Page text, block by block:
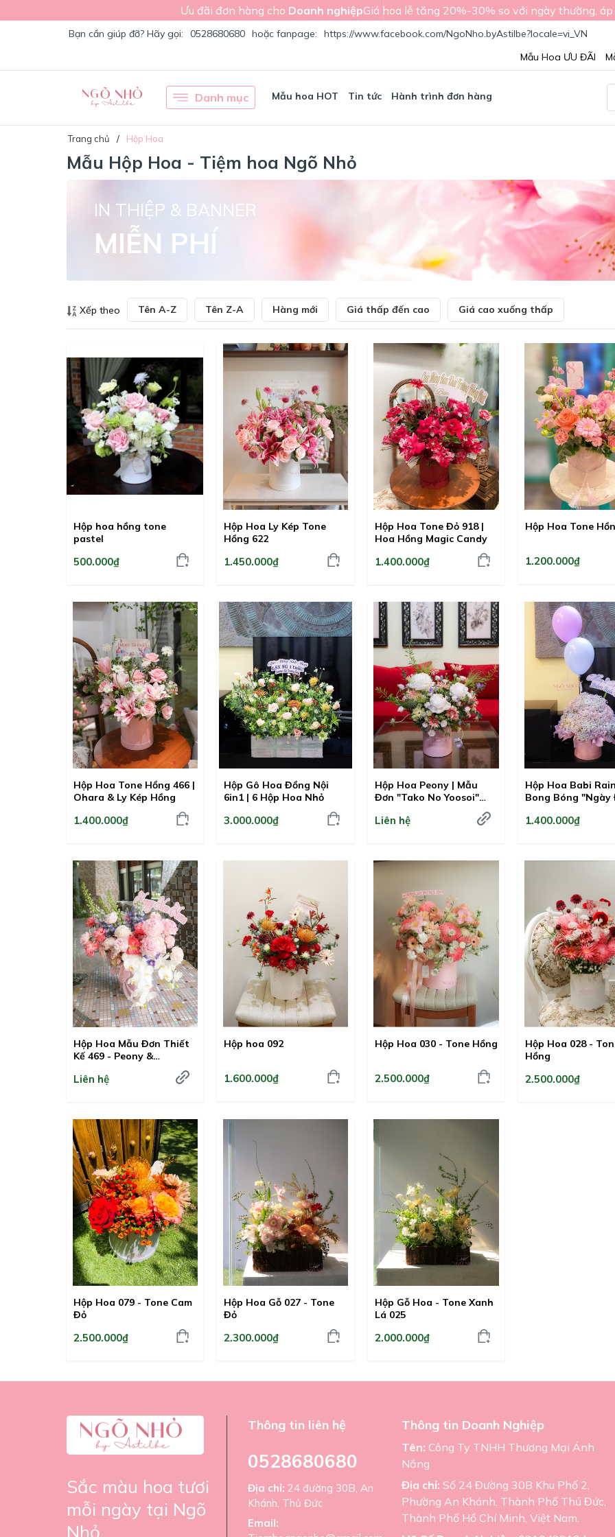
Ưu đãi đơn hàng cho Doanh nghiệpGiá hoa lễ tăng 20%-30% so với ngày thường,
Bạn cần giúp đỡ? Hãy gọi: 0528680680 hoặc fanpage:
https://www.facebook.com/NgoNho.byAstilbe?locale=vi_VN
Mẫu Hoa ƯU ĐÃI
Danh mục Mẫu hoa HOT Tin tức Hành trình đơn hàng
Trang chủ Hộp Hoa
Mẫu Hộp Hoa - Tiệm hoa Ngõ Nhỏ
IN THIỆP & BANNER
MIỄN PHÍ
Xếp theo Tên A-Z Tên Z-A Hàng mới Giá thấp đến cao Giá cao xuống thấp
Hộp hoa hồng tone
pastel
500.000₫
Hộp Hoa Ly Kép Tone
Hồng 622
1.450.000₫
Hộp Hoa Tone Đỏ 918 |
Hoa Hồng Magic Candy
1.400.000₫
Hộp Hoa Tone
1.200.000₫
Hộp Hoa Tone Hồng 466 |
Ohara & Ly Kép Hồng
1.400.000₫
Hộp Gô Hoa Đồng Nội
6in1 | 6 Hộp Hoa Nhỏ
3.000.000₫
Hộp Hoa Peony | Mẫu
Đơn "Tako No Yoosoi"
Liên hệ
Hộp Hoa Babi
Bong Bóng "Ngày
1.400.000₫
Hộp Hoa Mẫu Đơn Thiết
Kế 469 - Peony &
Liên hệ
Hộp hoa 092
1.600.000₫
Hộp Hoa 030 - Tone Hồng
2.500.000₫
Hộp Hoa 028 -
Hồng
2.500.000₫
Hộp Hoa 079 - Tone Cam
Đỏ
2.500.000₫
Hộp Hoa Gỗ 027 - Tone
Đỏ
2.300.000₫
Hộp Gỗ Hoa - Tone Xanh
Lá 025
2.000.000₫
Sắc màu hoa tươi
mỗi ngày tại Ngõ
Nhỏ
Thông tin liên hệ
0528680680
Địa chỉ: 24 đường 30B, An
Khánh, Thủ Đức
Email:
Thông tin Doanh Nghiệp
Tên: Công Ty TNHH Thương Mại Ánh
Nắng
Địa chỉ: Số 24 Đường 30B Khu Phố 2,
Phường An Khánh, Thành Phố Thủ Đức,
Thành Phố Hồ Chí Minh, Việt Nam.